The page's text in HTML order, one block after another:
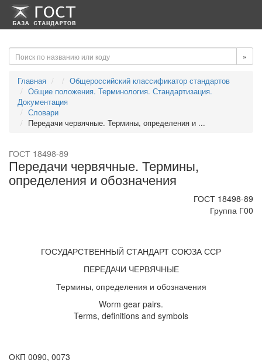
-->-->
»
Главная
Общероссийский классификатор стандартов
Общие положения. Терминология. Стандартизация.
Документация
Словари
Передачи червячные. Термины, определения и ...
ГОСТ 18498-89
Передачи червячные. Термины,
определения и обозначения
ГОСТ 18498-89
Группа Г00
ГОСУДАРСТВЕННЫЙ СТАНДАРТ СОЮЗА ССР
ПЕРЕДАЧИ ЧЕРВЯЧНЫЕ
Термины, определения и обозначения
Worm gear pairs.
Terms, definitions and symbols
ОКП 0090, 0073